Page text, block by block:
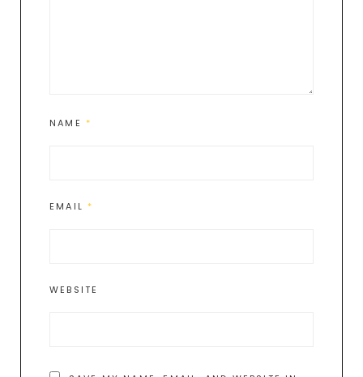
NAME *
EMAIL *
WEBSITE